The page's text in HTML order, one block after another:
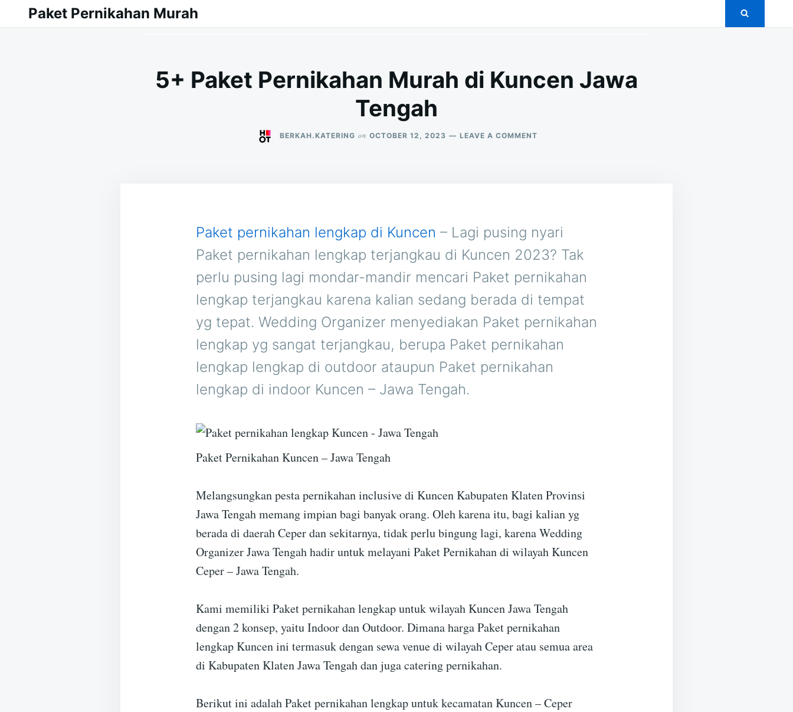
Search
Paket Pernikahan Murah
5+ Paket Pernikahan Murah di Kuncen Jawa
Tengah
BERKAH.KATERING on OCTOBER 12, 2023 LEAVE A COMMENT
Paket pernikahan lengkap di Kuncen – Lagi pusing nyari
Paket pernikahan lengkap terjangkau di Kuncen 2023? Tak
perlu pusing lagi mondar-mandir mencari Paket pernikahan
lengkap terjangkau karena kalian sedang berada di tempat
yg tepat. Wedding Organizer menyediakan Paket pernikahan
lengkap yg sangat terjangkau, berupa Paket pernikahan
lengkap lengkap di outdoor ataupun Paket pernikahan
lengkap di indoor Kuncen – Jawa Tengah.
Paket Pernikahan Kuncen – Jawa Tengah
Melangsungkan pesta pernikahan inclusive di Kuncen Kabupaten Klaten Provinsi
Jawa Tengah memang impian bagi banyak orang. Oleh karena itu, bagi kalian yg
berada di daerah Ceper dan sekitarnya, tidak perlu bingung lagi, karena Wedding
Organizer Jawa Tengah hadir untuk melayani Paket Pernikahan di wilayah Kuncen
Ceper – Jawa Tengah.
Kami memiliki Paket pernikahan lengkap untuk wilayah Kuncen Jawa Tengah
dengan 2 konsep, yaitu Indoor dan Outdoor. Dimana harga Paket pernikahan
lengkap Kuncen ini termasuk dengan sewa venue di wilayah Ceper atau semua area
di Kabupaten Klaten Jawa Tengah dan juga catering pernikahan.
Berikut ini adalah Paket pernikahan lengkap untuk kecamatan Kuncen – Ceper